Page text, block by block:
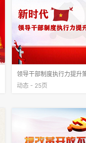
领导干部制度执行力提升
动态 - 25页